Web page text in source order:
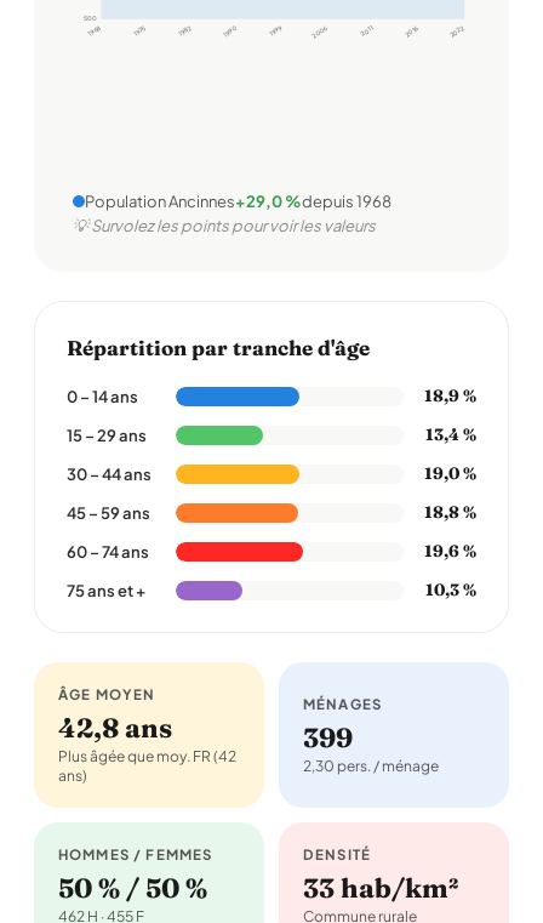
500
1968 1975 1982 1990 1999 2006 2011 2016 2022
Population Ancinnes+29,0 %depuis 1968
💡 Survolez les points pour voir les valeurs
Répartition par tranche d'âge
0 – 14 ans 18,9 %
15 – 29 ans 13,4 %
30 – 44 ans 19,0 %
45 – 59 ans 18,8 %
60 – 74 ans 19,6 %
75 ans et + 10,3 %
ÂGE MOYEN
42,8 ans
Plus âgée que moy. FR (42
ans)
MÉNAGES
399
2,30 pers. / ménage
HOMMES / FEMMES
50 % / 50 %
462 H · 455 F
DENSITÉ
33 hab/km²
Commune rurale